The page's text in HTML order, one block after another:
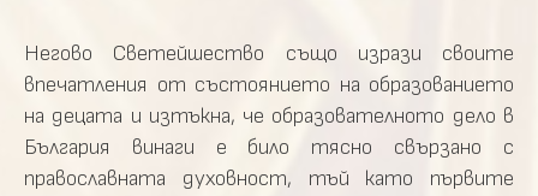
Негово Светейшество също изрази своите
впечатления от състоянието на образованието
на децата и изтъкна, че образователното дело в
България винаги е било тясно свързано с
православната духовност, тъй като първите